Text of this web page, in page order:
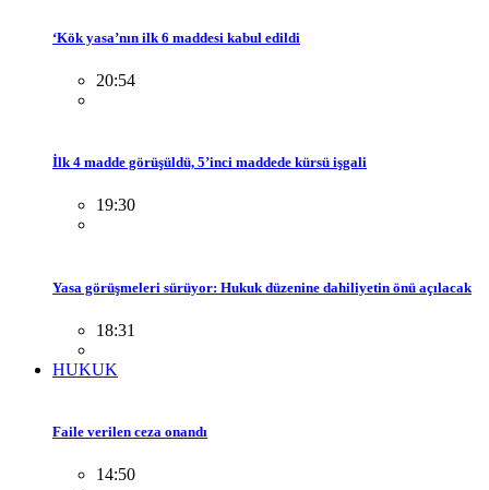
‘Kök yasa’nın ilk 6 maddesi kabul edildi
20:54
İlk 4 madde görüşüldü, 5’inci maddede kürsü işgali
19:30
Yasa görüşmeleri sürüyor: Hukuk düzenine dahiliyetin önü açılacak
18:31
HUKUK
Faile verilen ceza onandı
14:50